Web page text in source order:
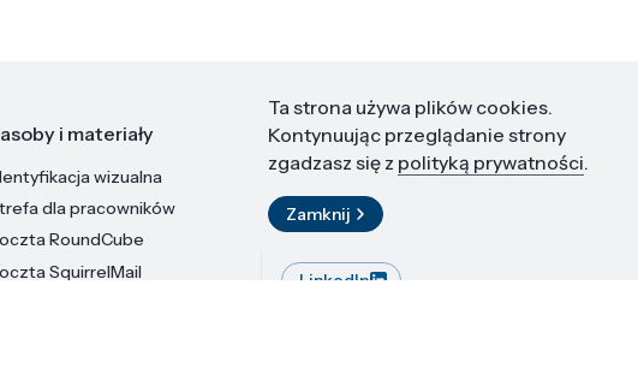
i materiały
wizualna
dla pracowników
RoundCube
SquirrelMail
Kontakt
Instytut Wysokich Ciśnień PAN
ul. Sokołowska 29/37
01-142 Warszawa
LinkedIn
Ta strona używa plików cookies.
Kontynuując przeglądanie strony
zgadzasz się z polityką prywatności.
Zamknij